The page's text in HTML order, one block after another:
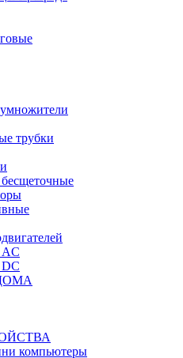
трубки
AC
DC
компьютеры